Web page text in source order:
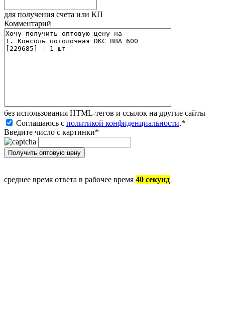
для получения счета или КП
Комментарий
без иcпользования HTML-тегов и ссылок на другие сайты
Соглашаюсь с политикой конфиденциальности.*
Введите число с картинки*
среднее время ответа в рабочее время 40 секунд